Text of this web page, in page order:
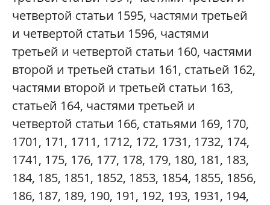
четвертой статьи 1595, частями третьей
и четвертой статьи 1596, частями
третьей и четвертой статьи 160, частями
второй и третьей статьи 161, статьей 162,
частями второй и третьей статьи 163,
статьей 164, частями третьей и
четвертой статьи 166, статьями 169, 170,
1701, 171, 1711, 1712, 172, 1731, 1732, 174,
1741, 175, 176, 177, 178, 179, 180, 181, 183,
184, 185, 1851, 1852, 1853, 1854, 1855, 1856,
186, 187, 189, 190, 191, 192, 193, 1931, 194,